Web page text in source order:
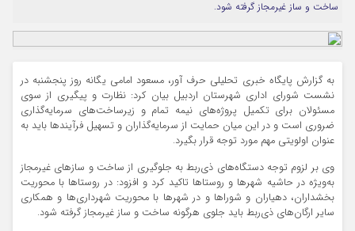
ساخت و ساز غیرمجاز گرفته شود.
به گزارش پايگاه خبري تحليلي حرف آور، مسعود امامی یگانه روز پنجشنبه در
نشست شورای اداری شهرستان اردبیل بیان کرد: نظارت و پیگیری از سوی
مسئولان برای تکمیل پروژه‌های نیمه تمام و زیرساخت‌های سرمایه‌گذاری
ضروری است و در این میان حمایت از سرمایه‌گذاران و تسهیل فرآیندها باید به
عنوان اولویتی مهم مورد توجه قرار بگیرد.
وی بر لزوم توجه دستگاه‌های ذی‌ربط به جلوگیری از ساخت و سازهای غیرمجاز
به‌ویژه در حاشیه شهرها و روستاها تاکید کرد و افزود: در روستاها با محوریت
بخشداران، دهیاران و شوراها و در شهرها با محوریت شهرداری‌ها و همکاری
سایر ارگان‌های ذی‌ربط باید جلوی هرگونه ساخت و ساز غیرمجاز گرفته شود.